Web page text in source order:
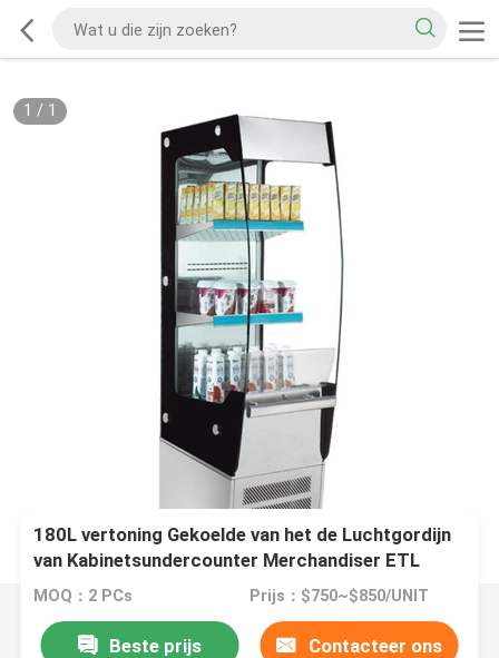
1 / 1
180L vertoning Gekoelde van het de Luchtgordijn
van Kabinetsundercounter Merchandiser ETL
MOQ：2 PCs Prijs：$750~$850/UNIT
Beste prijs Contacteer ons